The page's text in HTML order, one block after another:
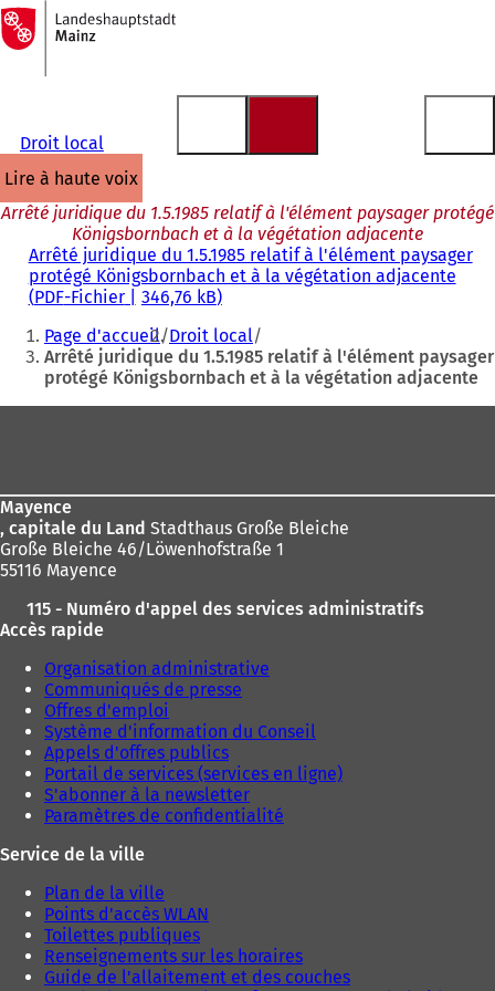
Accéder au contenu
Vers
la
page
d'accueil
Droit local
lire à haute voix
Arrêté juridique du 1.5.1985 relatif à l'élément paysager protégé
Königsbornbach et à la végétation adjacente
Arrêté juridique du 1.5.1985 relatif à l'élément paysager
protégé Königsbornbach et à la végétation adjacente
PDF-Fichier 346,76 kB
Vous
êtes
:
Page d'accueil Droit local
Arrêté juridique du 1.5.1985 relatif à l'élément paysager
protégé Königsbornbach et à la végétation adjacente
Mayence
, capitale du Land Stadthaus Große Bleiche
Große Bleiche 46/Löwenhofstraße 1
55116 Mayence
115 - Numéro d'appel des services administratifs
Accès rapide
Organisation administrative
Communiqués de presse
Offres d'emploi
Système d'information du Conseil
Appels d'offres publics
Portail de services (services en ligne)
S'abonner à la newsletter
Paramètres de confidentialité
Service de la ville
Plan de la ville
Points d'accès WLAN
Toilettes publiques
Renseignements sur les horaires
Guide de l'allaitement et des couches